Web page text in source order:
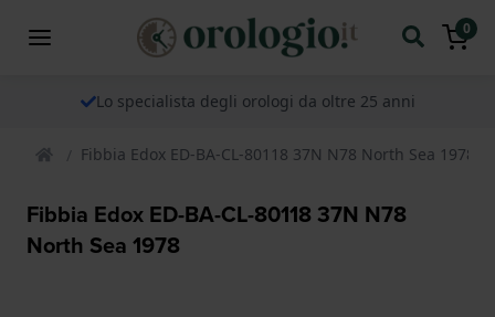
0
Lo specialista degli orologi da oltre 25 anni
Fibbia Edox ED-BA-CL-80118 37N N78 North Sea 1978
Fibbia Edox ED-BA-CL-80118 37N N78
North Sea 1978